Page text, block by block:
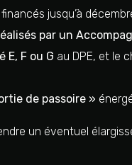
financés jusqu’à
par un
E, F ou G au DPE, et le
de passoire »
un éventuel